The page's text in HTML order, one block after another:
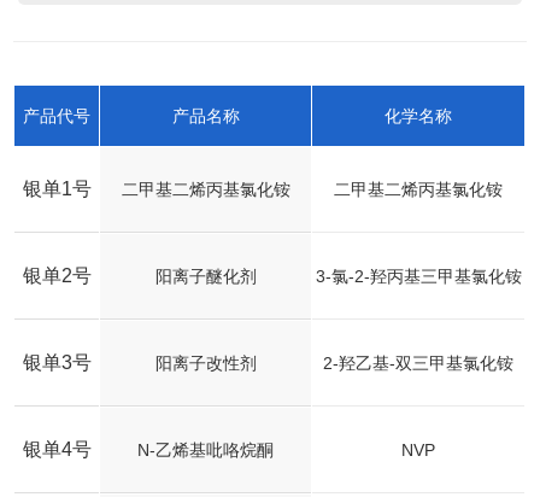
产品代号 产品名称 化学名称
银单1号 二甲基二烯丙基氯化铵 二甲基二烯丙基氯化铵
银单2号 阳离子醚化剂 3-氯-2-羟丙基三甲基氯化铵
银单3号 阳离子改性剂 2-羟乙基-双三甲基氯化铵
银单4号 N-乙烯基吡咯烷酮 NVP